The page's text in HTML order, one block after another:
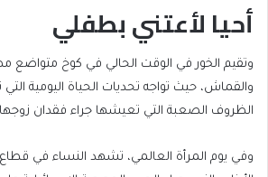
أحيا لأعتني بطفلي
وتقيم الخور في الوقت الحالي في كوخ
والقماش، حيث تواجه تحديات الحياة اليومية
الظروف الصعبة التي تعيشها جراء فقدان زوجها و5 من
وفي يوم المرأة العالمي، تشهد النساء في